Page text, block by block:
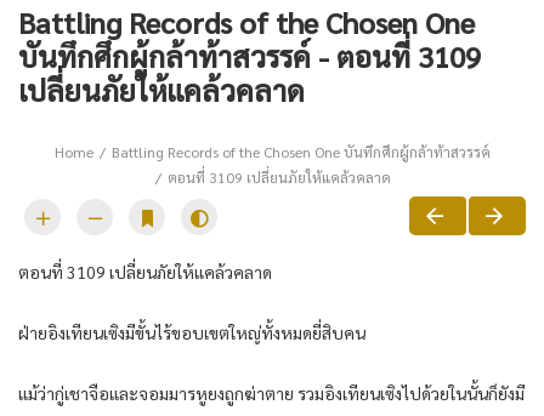
Battling Records of the Chosen One
บันทึกศึกผู้กล้าท้าสวรรค์ - ตอนที่ 3109
เปลี่ยนภัยให้แคล้วคลาด
Home
Battling Records of the Chosen One บันทึกศึกผู้กล้าท้าสวรรค์
ตอนที่ 3109 เปลี่ยนภัยให้แคล้วคลาด
ตอนที่ 3109 เปลี่ยนภัยให้แคล้วคลาด
ฝ่ายอิงเทียนเซิงมีขั้นไร้ขอบเขตใหญ่ทั้งหมดยี่สิบคน
แม้ว่ากู่เชาจือและจอมมารหูยงถูกฆ่าตาย รวมอิงเทียนเซิงไปด้วยในนั้นก็ยังมี